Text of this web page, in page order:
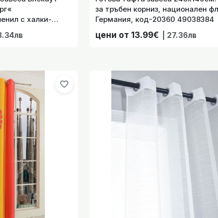
с халки-
цвят Тъмно Син
за тръбен корниз, национален
Германия, код-20360 49038384
цени от 13.99€ | 27.36лв
favorite_border